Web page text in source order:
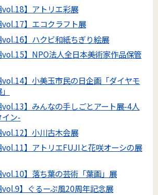
vol.18】アトリエ彩展
vol.17】エコクラフト展
vol.16】ハクビ和紙ちぎり絵展
vol.15】NPO法人全日本美術家作品保管
vol.14】小美玉市民の日企画「ダイヤモ
vol.13】みんなの手しごとアート展-4人
ン-
vol.12】小川古木会展
vol.11】アトリエFUJIと花咲オーシの展
vol.10】落ち葉の芸術「葉画」展
vol.9】ぐるーぷ風20周年記念展